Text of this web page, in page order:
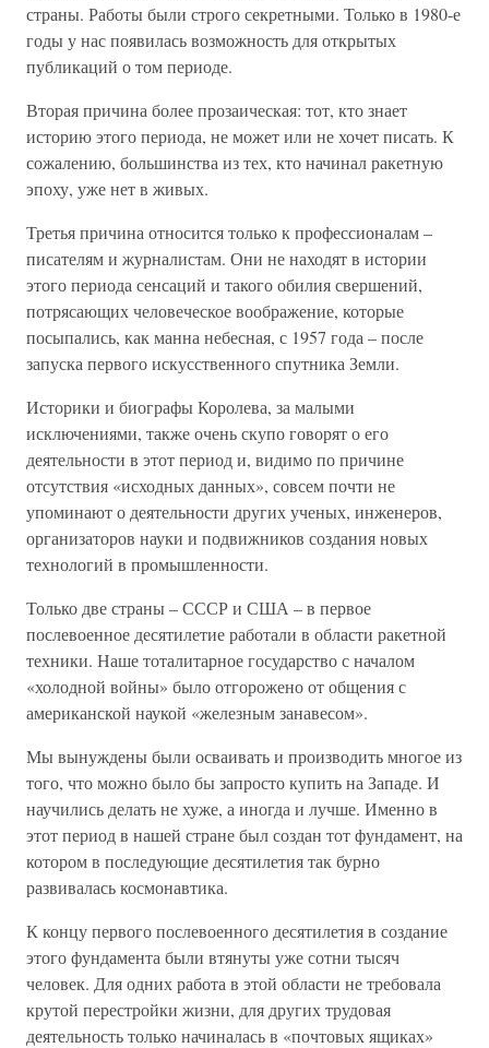
страны. Работы были строго секретными. Только в 1980-е
годы у нас появилась возможность для открытых
публикаций о том периоде.
Вторая причина более прозаическая: тот, кто знает
историю этого периода, не может или не хочет писать. К
сожалению, большинства из тех, кто начинал ракетную
эпоху, уже нет в живых.
Третья причина относится только к профессионалам –
писателям и журналистам. Они не находят в истории
этого периода сенсаций и такого обилия свершений,
потрясающих человеческое воображение, которые
посыпались, как манна небесная, с 1957 года – после
запуска первого искусственного спутника Земли.
Историки и биографы Королева, за малыми
исключениями, также очень скупо говорят о его
деятельности в этот период и, видимо по причине
отсутствия «исходных данных», совсем почти не
упоминают о деятельности других ученых, инженеров,
организаторов науки и подвижников создания новых
технологий в промышленности.
Только две страны – СССР и США – в первое
послевоенное десятилетие работали в области ракетной
техники. Наше тоталитарное государство с началом
«холодной войны» было отгорожено от общения с
американской наукой «железным занавесом».
Мы вынуждены были осваивать и производить многое из
того, что можно было бы запросто купить на Западе. И
научились делать не хуже, а иногда и лучше. Именно в
этот период в нашей стране был создан тот фундамент, на
котором в последующие десятилетия так бурно
развивалась космонавтика.
К концу первого послевоенного десятилетия в создание
этого фундамента были втянуты уже сотни тысяч
человек. Для одних работа в этой области не требовала
крутой перестройки жизни, для других трудовая
деятельность только начиналась в «почтовых ящиках»